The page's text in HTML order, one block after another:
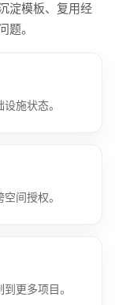
淀模板、复用经
题。
施状态。
间授权。
更多项目。